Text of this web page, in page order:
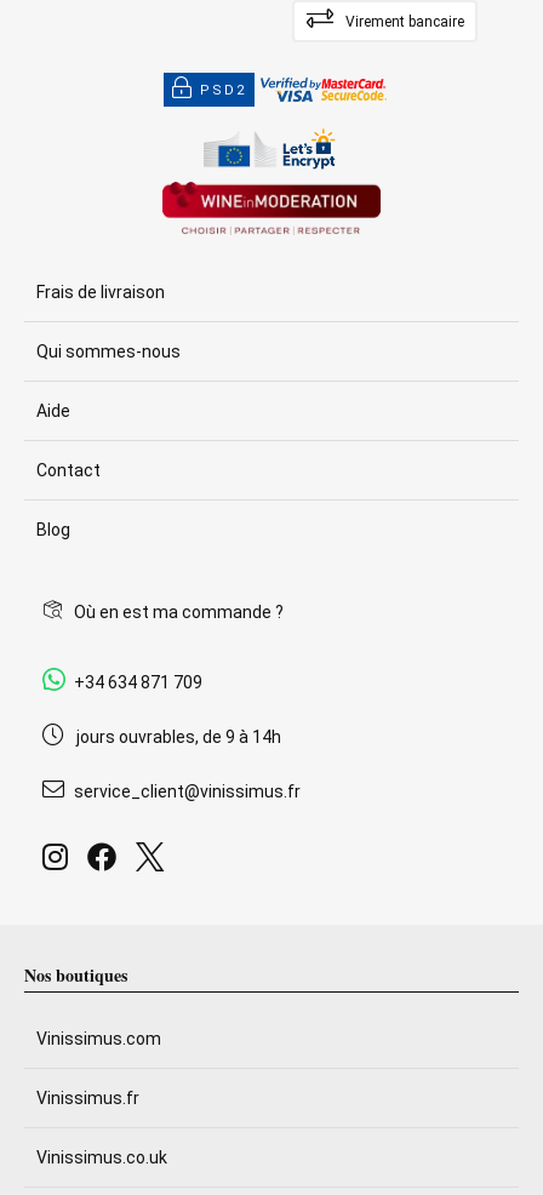
Virement bancaire
PSD2
Frais de livraison
Qui sommes-nous
Aide
Contact
Blog
Où en est ma commande ?
+34 634 871 709
jours ouvrables, de 9 à 14h
service_client@vinissimus.fr
Nos boutiques
Vinissimus.com
Vinissimus.fr
Vinissimus.co.uk